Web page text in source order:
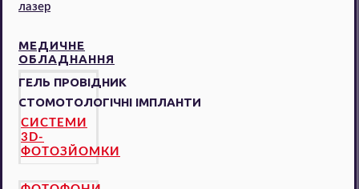
лазер
МЕДИЧНЕ
ОБЛАДНАННЯ
ГЕЛЬ ПРОВІДНИК
СТОМОТОЛОГІЧНІ ІМПЛАНТИ
СИСТЕМИ
3D-
ФОТОЗЙОМКИ